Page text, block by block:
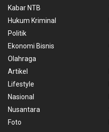
Kabar NTB
Hukum Kriminal
Politik
Ekonomi Bisnis
Olahraga
Artikel
Lifestyle
Nasional
Nusantara
Foto